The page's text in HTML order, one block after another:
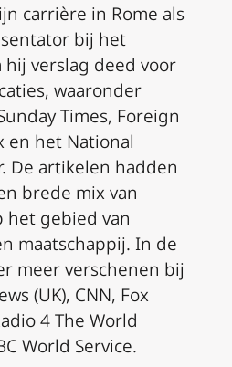
carrière in Rome als
bij het
hij verslag deed voor
waaronder
Times, Foreign
en het National
De artikelen hadden
brede mix van
het gebied van
maatschappij. In de
meer verschenen bij
(UK), CNN, Fox
4 The World
World Service.